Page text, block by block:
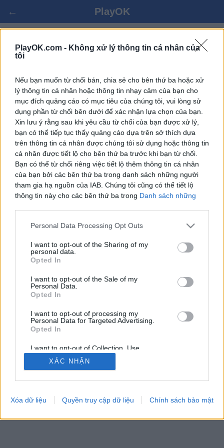
PlayOK.com - Không xử lý thông tin cá nhân của
tôi
Nếu bạn muốn từ chối bán, chia sẻ cho bên thứ ba hoặc xử
lý thông tin cá nhân hoặc thông tin nhạy cảm của bạn cho
mục đích quảng cáo có mục tiêu của chúng tôi, vui lòng sử
dụng phần từ chối bên dưới để xác nhận lựa chọn của bạn.
Xin lưu ý rằng sau khi yêu cầu từ chối của bạn được xử lý,
bạn có thể tiếp tục thấy quảng cáo dựa trên sở thích dựa
trên thông tin cá nhân được chúng tôi sử dụng hoặc thông tin
cá nhân được tiết lộ cho bên thứ ba trước khi bạn từ chối.
Bạn có thể từ chối riêng việc tiết lộ thêm thông tin cá nhân
của bạn bởi các bên thứ ba trong danh sách những người
tham gia hạ nguồn của IAB. Chúng tôi cũng có thể tiết lộ
thông tin này cho các bên thứ ba trong Danh sách những
Personal Data Processing Opt Outs
I want to opt-out of the Sharing of my
personal data.
Opted In
I want to opt-out of the Sale of my
Personal Data.
Opted In
I want to opt-out of processing my
Personal Data for Targeted Advertising.
Opted In
I want to opt-out of Collection, Use,
Retention, Sale, and/or Sharing of my
Personal Data that Is Unrelated with the
Purposes for which it was collected.
XÁC NHẬN
Xóa dữ liệu Quyền truy cập dữ liệu Chính sách bảo mật
← PlayOK
CHƠI HEX TRỰC TUYẾN
ĐĂNG NHẬP ▾ KHÁCH ▸
hex nhiều người cùng chơi, hoàn toàn miễn phí
Một số tính năng / tùy chọn: đối thủ trực tiếp từ khắp nơi
trên thế giới, phòng chơi, thứ hạng, thống kê mở rộng, hồ
sơ người chơi, danh sách liên hệ, nhắn tin cá nhân, hồ sơ
trò chơi, hỗ trợ cho thiết bị di động.
CÁC TRÒ CHƠI TRỰC TUYẾN
feedback privacy contact Việt ▾